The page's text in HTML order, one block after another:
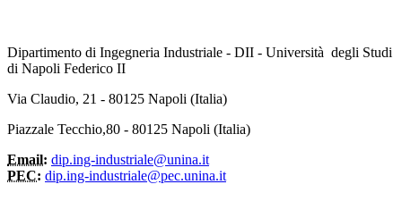
Dipartimento di Ingegneria Industriale - DII - Università degli Studi
di Napoli Federico II
Via Claudio, 21 - 80125 Napoli (Italia)
Piazzale Tecchio,80 - 80125 Napoli (Italia)
Email: dip.ing-industriale@unina.it
PEC: dip.ing-industriale@pec.unina.it